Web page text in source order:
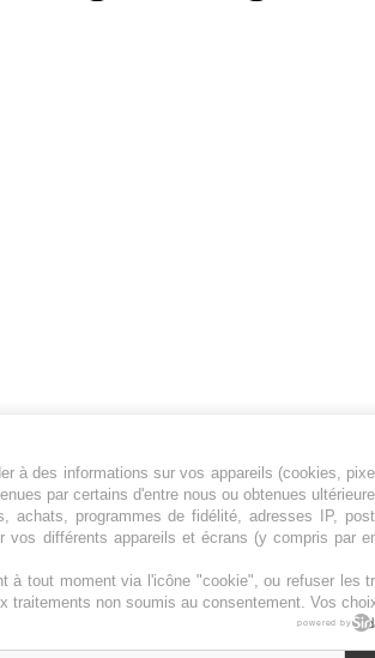
Jeunesfooteux est un
principalement de
des grosses
Plan du site |
à des informations sur vos appareils (cookies,
par certains d'entre nous ou obtenues
achats, programmes de fidélité, adresses IP,
différents appareils et écrans (y compris par
à tout moment via l'icône "cookie", ou refuser
traitements non soumis au consentement. Vos
powered by